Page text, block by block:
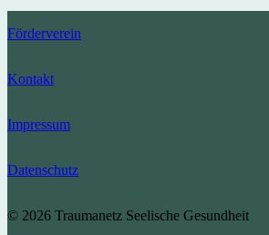
Förderverein
Kontakt
Impressum
Datenschutz
© 2026 Traumanetz Seelische Gesundheit